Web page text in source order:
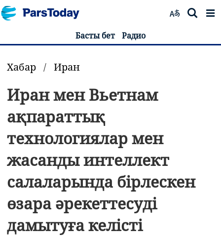
Басты бет Радио
Хабар / Иран
Иран мен Вьетнам
ақпараттық
технологиялар мен
жасанды интеллект
салаларында бірлескен
өзара әрекеттесуді
дамытуға келісті